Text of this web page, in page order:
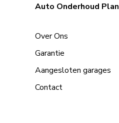
Auto Onderhoud Plan
Over Ons
Garantie
Aangesloten garages
Contact